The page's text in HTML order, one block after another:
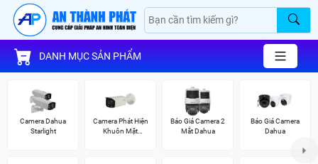
DANH MỤC SẢN PHẨM
Camera Dahua
Starlight
Camera Phát Hiện
Khuôn Mặt
Báo Giá Camera 2
Mắt Dahua
Báo Giá Camera
Dahua